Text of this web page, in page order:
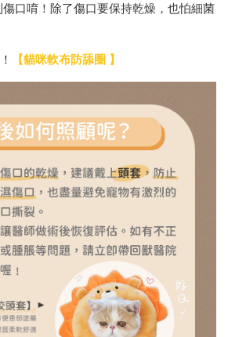
傷口唷！除了傷口要保持乾燥，也怕細菌
【貓咪軟布防舔圈 】